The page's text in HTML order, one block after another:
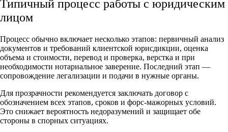
Типичный процесс работы с юридическим
лицом
Процесс обычно включает несколько этапов: первичный анализ
документов и требований клиентской юрисдикции, оценка
объема и стоимости, перевод и проверка, верстка и при
необходимости нотариальное заверение. Последний этап —
сопровождение легализации и подачи в нужные органы.
Для прозрачности рекомендуется заключать договор с
обозначением всех этапов, сроков и форс‑мажорных условий.
Это снижает вероятность недоразумений и защищает обе
стороны в спорных ситуациях.